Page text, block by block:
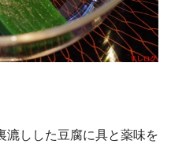
漉しした豆腐に具と薬味を